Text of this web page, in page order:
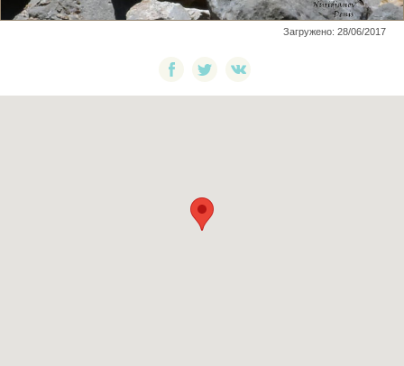
Загружено: 28/06/2017